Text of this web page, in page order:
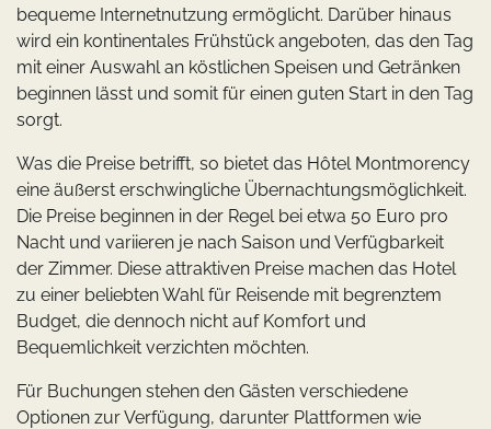
bequeme Internetnutzung ermöglicht. Darüber hinaus
wird ein kontinentales Frühstück angeboten, das den Tag
mit einer Auswahl an köstlichen Speisen und Getränken
beginnen lässt und somit für einen guten Start in den Tag
sorgt.
Was die Preise betrifft, so bietet das Hôtel Montmorency
eine äußerst erschwingliche Übernachtungsmöglichkeit.
Die Preise beginnen in der Regel bei etwa 50 Euro pro
Nacht und variieren je nach Saison und Verfügbarkeit
der Zimmer. Diese attraktiven Preise machen das Hotel
zu einer beliebten Wahl für Reisende mit begrenztem
Budget, die dennoch nicht auf Komfort und
Bequemlichkeit verzichten möchten.
Für Buchungen stehen den Gästen verschiedene
Optionen zur Verfügung, darunter Plattformen wie